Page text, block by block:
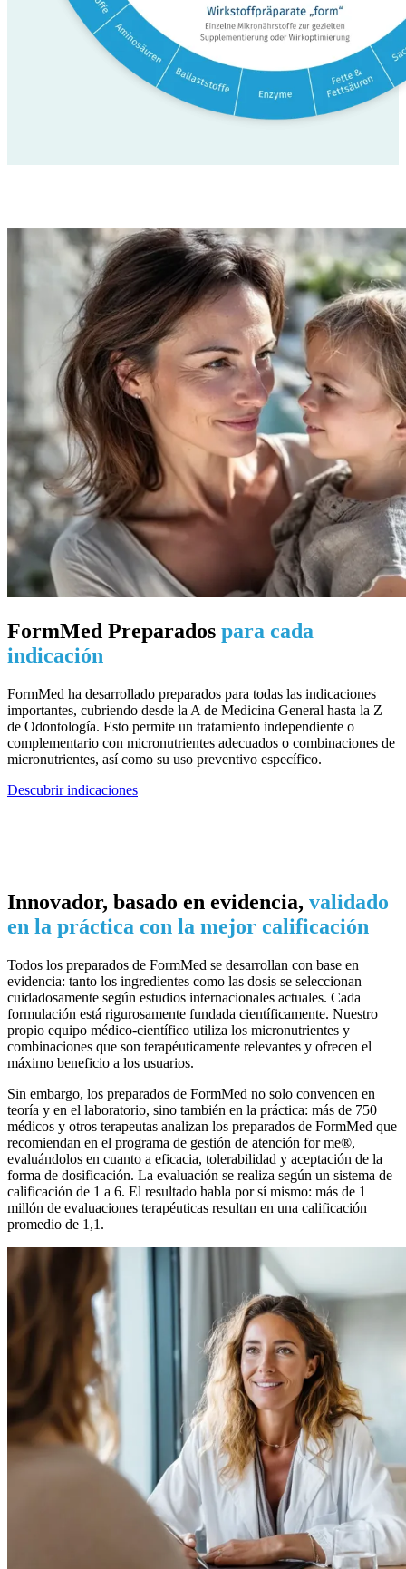
FormMed Preparados para cada
indicación
FormMed ha desarrollado preparados para todas las indicaciones
importantes, cubriendo desde la A de Medicina General hasta la Z
de Odontología. Esto permite un tratamiento independiente o
complementario con micronutrientes adecuados o combinaciones de
micronutrientes, así como su uso preventivo específico.
Descubrir indicaciones
Innovador, basado en evidencia, validado
en la práctica con la mejor calificación
Todos los preparados de FormMed se desarrollan con base en
evidencia: tanto los ingredientes como las dosis se seleccionan
cuidadosamente según estudios internacionales actuales. Cada
formulación está rigurosamente fundada científicamente. Nuestro
propio equipo médico-científico utiliza los micronutrientes y
combinaciones que son terapéuticamente relevantes y ofrecen el
máximo beneficio a los usuarios.
Sin embargo, los preparados de FormMed no solo convencen en
teoría y en el laboratorio, sino también en la práctica: más de 750
médicos y otros terapeutas analizan los preparados de FormMed que
recomiendan en el programa de gestión de atención for me®,
evaluándolos en cuanto a eficacia, tolerabilidad y aceptación de la
forma de dosificación. La evaluación se realiza según un sistema de
calificación de 1 a 6. El resultado habla por sí mismo: más de 1
millón de evaluaciones terapéuticas resultan en una calificación
promedio de 1,1.